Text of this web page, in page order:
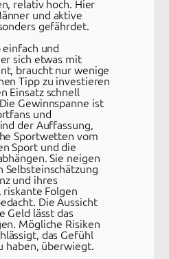
relativ hoch. Hier
und aktive
gefährdet.
einfach und
sich etwas mit
braucht nur wenige
Tipp zu investieren
Einsatz schnell
Gewinnspanne ist
und
der Auffassung,
Sportwetten vom
Sport und die
Sie neigen
und ihres
riskante Folgen
Die Aussicht
Geld lässt das
Mögliche Risiken
das Gefühl
haben, überwiegt.